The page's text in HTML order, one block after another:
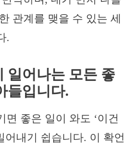
관계를 맺을 수 있는 세
.
일어나는 모든 좋
들입니다.
면 좋은 일이 와도 ‘이건
어내기 쉽습니다. 이 확언